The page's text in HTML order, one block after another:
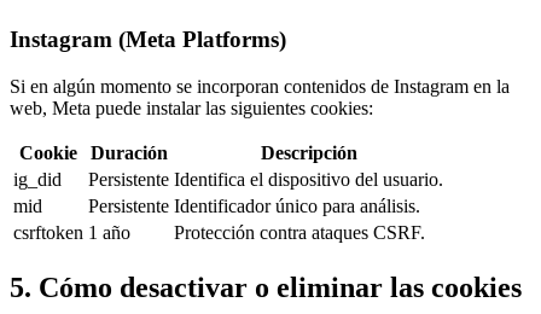
Instagram (Meta Platforms)
Si en algún momento se incorporan contenidos de Instagram en la
web, Meta puede instalar las siguientes cookies:
Cookie Duración
Descripción
ig_did
Persistente Identifica el dispositivo del usuario.
mid
Persistente Identificador único para análisis.
csrftoken 1 año Protección contra ataques CSRF.
5. Cómo desactivar o eliminar las cookies